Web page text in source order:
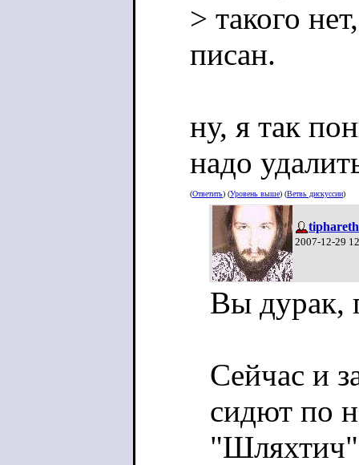
> такого
писан.
ну, я так
надо
(Ответить) (Уровень выше) (Ветвь дискуссии)
tiphareth
2007-12-29
Вы дурак,
Сейчас и
сидют по
"Шляхтич"